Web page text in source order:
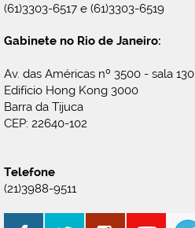
(61)3303-6517 e (61)3303-6519
Gabinete no Rio de Janeiro:
Av. das Américas nº 3500 - sala 130
Edifício Hong Kong 3000
Barra da Tijuca
CEP: 22640-102
Telefone
(21)3988-9511